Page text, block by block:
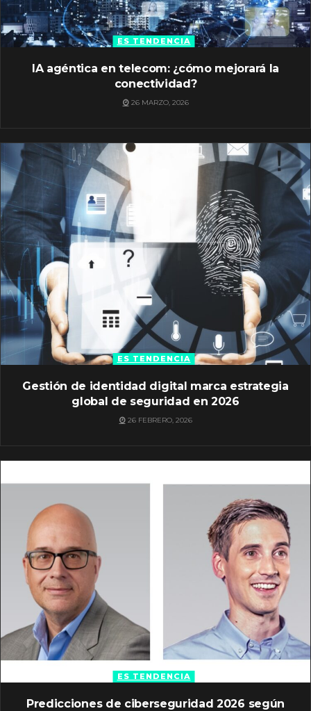
ES TENDENCIA
IA agéntica en telecom: ¿cómo mejorará la
conectividad?
26 MARZO, 2026
ES TENDENCIA
Gestión de identidad digital marca estrategia
global de seguridad en 2026
26 FEBRERO, 2026
ES TENDENCIA
Predicciones de ciberseguridad 2026 según